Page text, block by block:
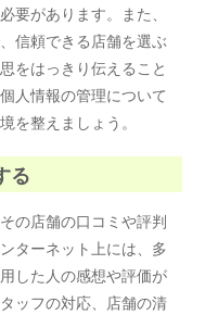
要があります。また、
信頼できる店舗を選ぶ
をはっきり伝えること
人情報の管理について
を整えましょう。
る
の店舗の口コミや評判
ターネット上には、多
した人の感想や評価が
ッフの対応、店舗の清